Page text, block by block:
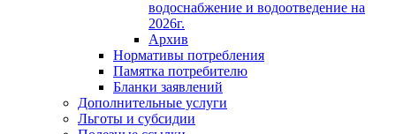
водоснабжение и водоотведение на
2026г.
Архив
Нормативы потребления
Памятка потребителю
Бланки заявлений
Дополнительные услуги
Льготы и субсидии